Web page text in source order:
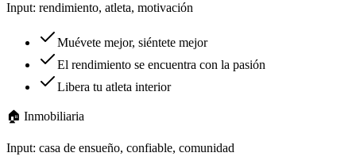
Input: rendimiento, atleta, motivación
Muévete mejor, siéntete mejor
El rendimiento se encuentra con la pasión
Libera tu atleta interior
🏠 Inmobiliaria
Input: casa de ensueño, confiable, comunidad